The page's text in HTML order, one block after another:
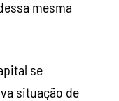
mesma
se
situação de